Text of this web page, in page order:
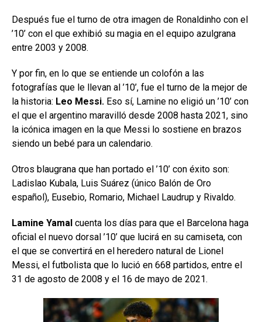
Después fue el turno de otra imagen de Ronaldinho con el
’10’ con el que exhibió su magia en el equipo azulgrana
entre 2003 y 2008.
Y por fin, en lo que se entiende un colofón a las
fotografías que le llevan al ’10’, fue el turno de la mejor de
la historia: Leo Messi. Eso sí, Lamine no eligió un ’10’ con
el que el argentino maravilló desde 2008 hasta 2021, sino
la icónica imagen en la que Messi lo sostiene en brazos
siendo un bebé para un calendario.
Otros blaugrana que han portado el ’10’ con éxito son:
Ladislao Kubala, Luis Suárez (único Balón de Oro
español), Eusebio, Romario, Michael Laudrup y Rivaldo.
Lamine Yamal cuenta los días para que el Barcelona haga
oficial el nuevo dorsal ’10’ que lucirá en su camiseta, con
el que se convertirá en el heredero natural de Lionel
Messi, el futbolista que lo lució en 668 partidos, entre el
31 de agosto de 2008 y el 16 de mayo de 2021.